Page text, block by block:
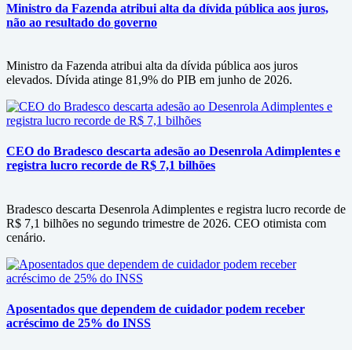
Ministro da Fazenda atribui alta da dívida pública aos juros,
não ao resultado do governo
Ministro da Fazenda atribui alta da dívida pública aos juros
elevados. Dívida atinge 81,9% do PIB em junho de 2026.
CEO do Bradesco descarta adesão ao Desenrola Adimplentes e
registra lucro recorde de R$ 7,1 bilhões
Bradesco descarta Desenrola Adimplentes e registra lucro recorde de
R$ 7,1 bilhões no segundo trimestre de 2026. CEO otimista com
cenário.
Aposentados que dependem de cuidador podem receber
acréscimo de 25% do INSS